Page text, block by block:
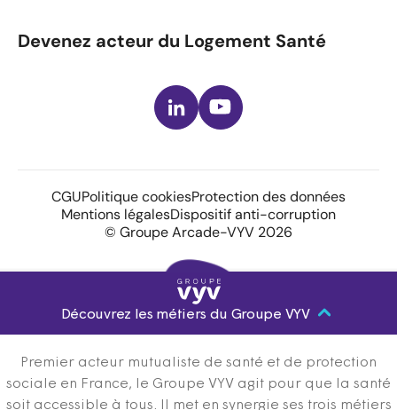
Devenez acteur du Logement Santé
LinkedInYoutube
CGUPolitique cookiesProtection des données
Mentions légalesDispositif anti-corruption
© Groupe Arcade-VYV 2026
Découvrez les métiers du Groupe VYV
Premier acteur mutualiste de santé et de protection
sociale en France, le Groupe VYV agit pour que la santé
soit accessible à tous. Il met en synergie ses trois métiers